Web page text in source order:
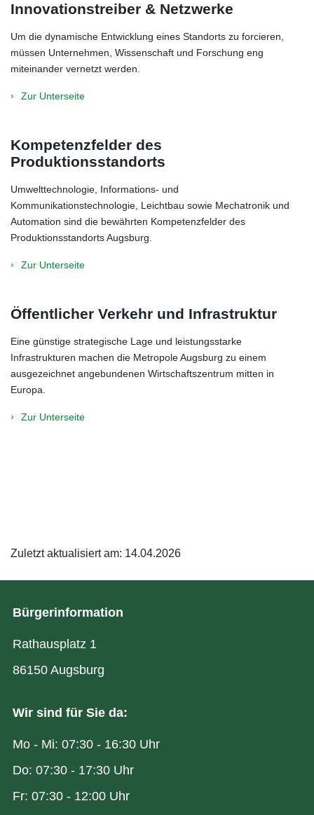
Innovationstreiber & Netzwerke
Um die dynamische Entwicklung eines Standorts zu forcieren,
müssen Unternehmen, Wissenschaft und Forschung eng
miteinander vernetzt werden.
Zur Unterseite
Kompetenzfelder des
Produktionsstandorts
Umwelttechnologie, Informations- und
Kommunikationstechnologie, Leichtbau sowie Mechatronik und
Automation sind die bewährten Kompetenzfelder des
Produktionsstandorts Augsburg.
Zur Unterseite
Öffentlicher Verkehr und Infrastruktur
Eine günstige strategische Lage und leistungsstarke
Infrastrukturen machen die Metropole Augsburg zu einem
ausgezeichnet angebundenen Wirtschaftszentrum mitten in
Europa.
Zur Unterseite
Zuletzt aktualisiert am: 14.04.2026
Bürgerinformation
Rathausplatz 1
86150 Augsburg
Wir sind für Sie da:
Mo - Mi: 07:30 - 16:30 Uhr
Do: 07:30 - 17:30 Uhr
Fr: 07:30 - 12:00 Uhr